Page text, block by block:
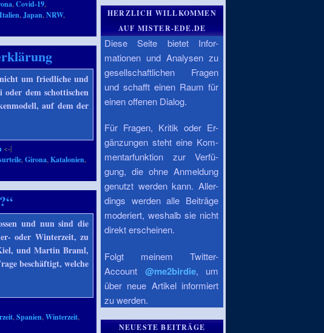
,Covid-19,
Italien,Japan,NRW,
um friedliche und
oder dem schottischen
auf dem der
<-|
,Girona,Katalonien,
und nun sind die
oder Winterzeit, zu
und Martin Braml,
beschäftigt, welche
,Spanien,Winterzeit,
HERZLICH WILLKOMMEN
AUF MISTER-EDE.DE
Diese Seite bietet Infor-
mationen und Analysen zu
gesellschaftlichen Fragen
und schafft einen Raum für
einen offenen Dialog.
Für Fragen, Kritik oder Er-
gänzungen steht eine Kom-
mentarfunktion zur Verfü-
gung, die ohne Anmeldung
genutzt werden kann. Aller-
dings werden alle Beiträge
moderiert, weshalb sie nicht
direkt erscheinen.
Folgt meinem Twitter-
Account @me2birdie, um
über neue Artikel informiert
zu werden.
NEUESTE BEITRÄGE